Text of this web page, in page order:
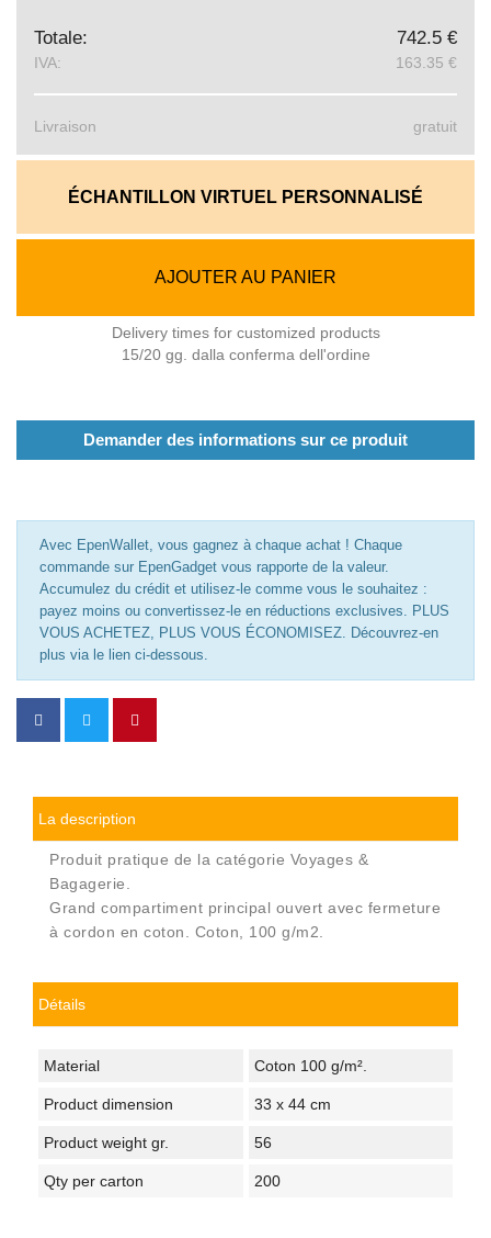
Totale: 742.5 €
IVA: 163.35 €
Livraison gratuit
ÉCHANTILLON VIRTUEL PERSONNALISÉ
AJOUTER AU PANIER
Delivery times for customized products
15/20 gg. dalla conferma dell'ordine
Demander des informations sur ce produit
Avec EpenWallet, vous gagnez à chaque achat ! Chaque
commande sur EpenGadget vous rapporte de la valeur.
Accumulez du crédit et utilisez-le comme vous le souhaitez :
payez moins ou convertissez-le en réductions exclusives. PLUS
VOUS ACHETEZ, PLUS VOUS ÉCONOMISEZ. Découvrez-en
plus via le lien ci-dessous.
La description
Produit pratique de la catégorie Voyages &
Bagagerie.
Grand compartiment principal ouvert avec fermeture
à cordon en coton. Coton, 100 g/m2.
Détails
Material Coton 100 g/m².
Product dimension 33 x 44 cm
Product weight gr. 56
Qty per carton 200